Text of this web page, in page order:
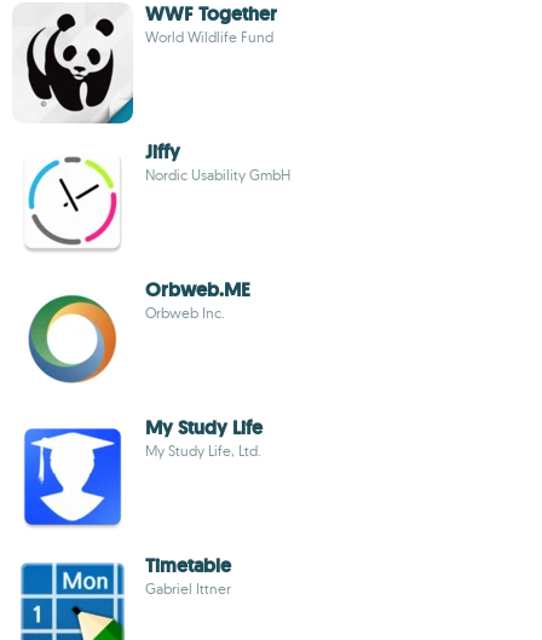
WWF Together
World Wildlife Fund
Jiffy
Nordic Usability GmbH
Orbweb.ME
Orbweb Inc.
My Study Life
My Study Life, Ltd.
Timetable
Gabriel Ittner